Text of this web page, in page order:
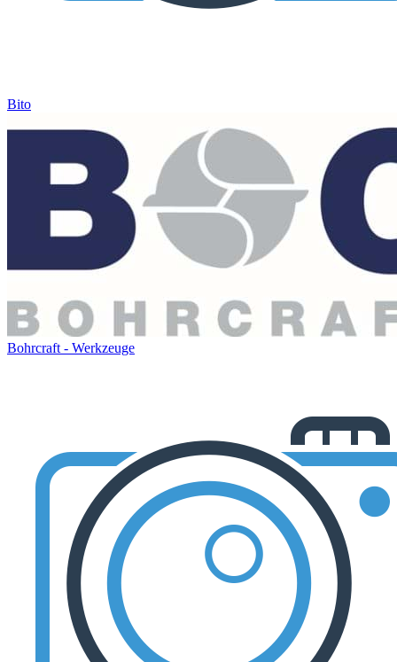
Bito
Bohrcraft - Werkzeuge